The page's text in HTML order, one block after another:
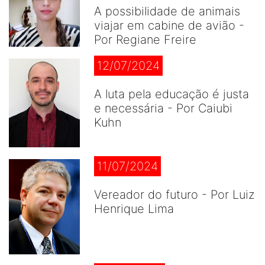
A possibilidade de animais
viajar em cabine de avião -
Por Regiane Freire
12/07/2024
A luta pela educação é justa
e necessária - Por Caiubi
Kuhn
11/07/2024
Vereador do futuro - Por Luiz
Henrique Lima